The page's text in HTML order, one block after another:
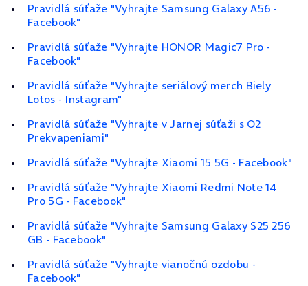
Pravidlá súťaže "Vyhrajte Samsung Galaxy A56 -
Facebook"
Pravidlá súťaže "Vyhrajte HONOR Magic7 Pro -
Facebook"
Pravidlá súťaže "Vyhrajte seriálový merch Biely
Lotos - Instagram"
Pravidlá súťaže "Vyhrajte v Jarnej súťaži s O2
Prekvapeniami"
Pravidlá súťaže "Vyhrajte Xiaomi 15 5G - Facebook"
Pravidlá súťaže "Vyhrajte Xiaomi Redmi Note 14
Pro 5G - Facebook"
Pravidlá súťaže "Vyhrajte Samsung Galaxy S25 256
GB - Facebook"
Pravidlá súťaže "Vyhrajte vianočnú ozdobu -
Facebook"